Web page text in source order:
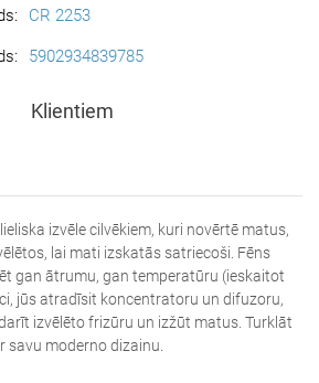
CR 2253
5902934839785
Klientiem
izvēle cilvēkiem, kuri novērtē matus,
lai mati izskatās satriecoši. Fēns
gan ātrumu, gan temperatūru (ieskaitot
jūs atradīsit koncentratoru un difuzoru,
izvēlēto frizūru un izžūt matus. Turklāt
savu moderno dizainu.